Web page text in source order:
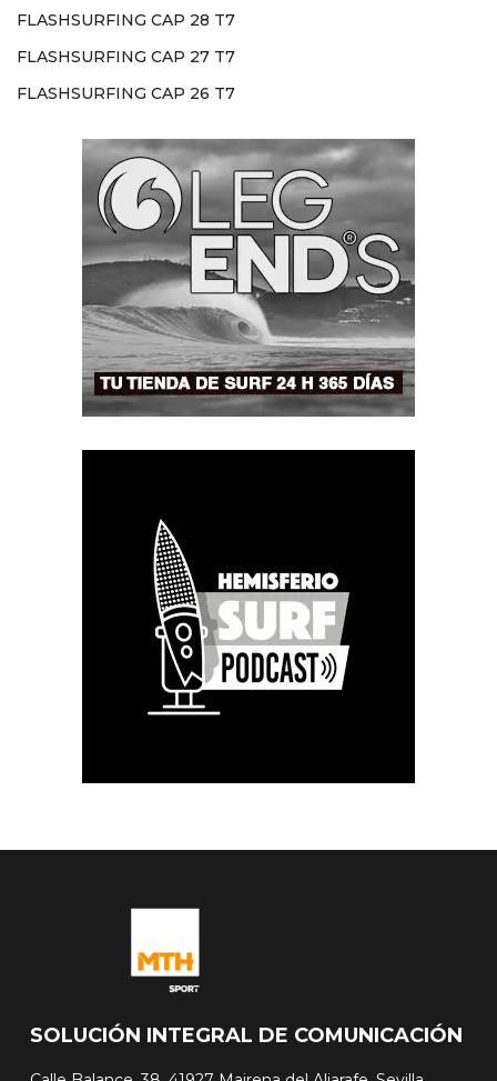
FLASHSURFING CAP 28 T7
FLASHSURFING CAP 27 T7
FLASHSURFING CAP 26 T7
SOLUCIÓN INTEGRAL DE COMUNICACIÓN